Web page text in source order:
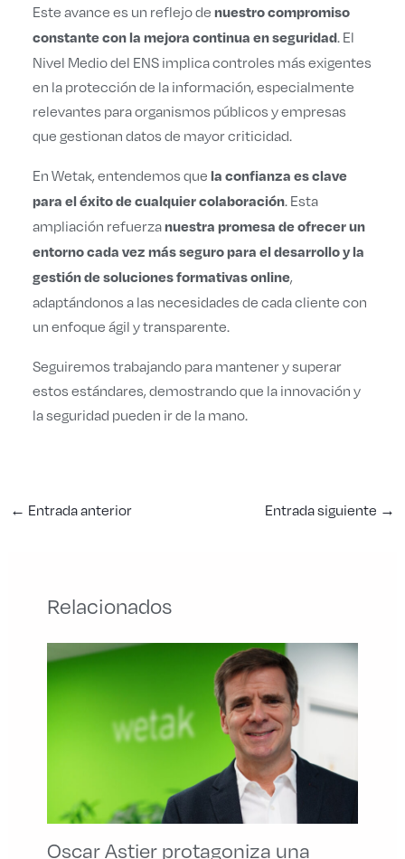
Este avance es un reflejo denuestro compromiso
constante con la mejora continua en seguridad. El
Nivel Medio del ENS implica controles más exigentes
en la protección de la información, especialmente
relevantes para organismos públicos y empresas
que gestionan datos de mayor criticidad.
En Wetak, entendemos quela confianza es clave
para el éxito de cualquier colaboración. Esta
ampliación refuerzanuestra promesa de ofrecer un
entorno cada vez más seguro para el desarrollo y la
gestión de soluciones formativas online,
adaptándonos a las necesidades de cada cliente con
un enfoque ágil y transparente.
Seguiremos trabajando para mantener y superar
estos estándares, demostrando que la innovación y
la seguridad pueden ir de la mano.
← Entrada anterior Entrada siguiente →
Relacionados
Oscar Astier protagoniza una